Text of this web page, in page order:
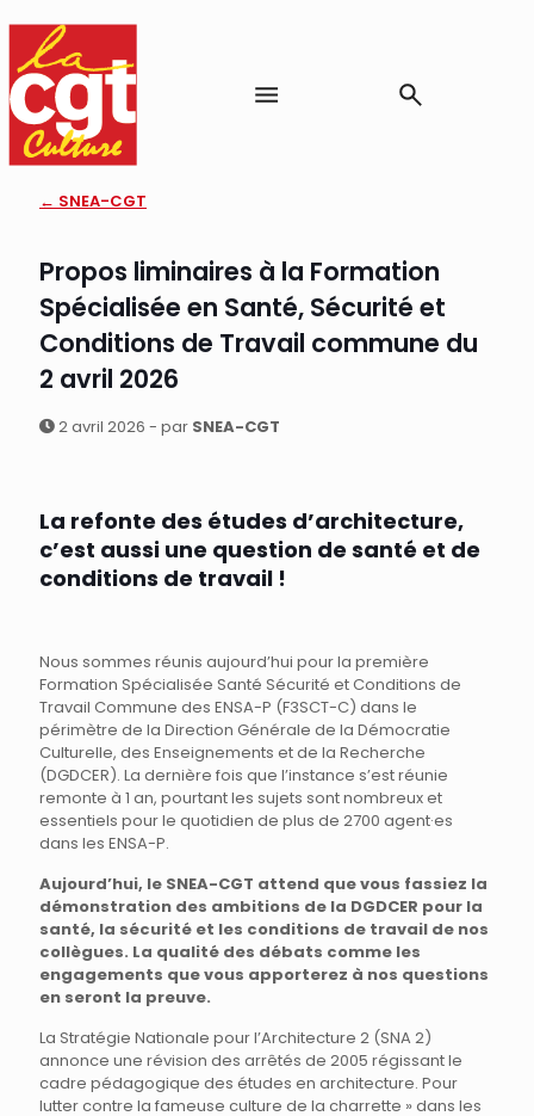
← SNEA-CGT
Propos liminaires à la Formation
Spécialisée en Santé, Sécurité et
Conditions de Travail commune du
2 avril 2026
2 avril 2026 - par SNEA-CGT
La refonte des études d’architecture,
c’est aussi une question de santé et de
conditions de travail !
Nous sommes réunis aujourd’hui pour la première
Formation Spécialisée Santé Sécurité et Conditions de
Travail Commune des ENSA-P (F3SCT-C) dans le
périmètre de la Direction Générale de la Démocratie
Culturelle, des Enseignements et de la Recherche
(DGDCER). La dernière fois que l’instance s’est réunie
remonte à 1 an, pourtant les sujets sont nombreux et
essentiels pour le quotidien de plus de 2700 agent·es
dans les ENSA-P.
Aujourd’hui, le SNEA-CGT attend que vous fassiez la
démonstration des ambitions de la DGDCER pour la
santé, la sécurité et les conditions de travail de nos
collègues. La qualité des débats comme les
engagements que vous apporterez à nos questions
en seront la preuve.
La Stratégie Nationale pour l’Architecture 2 (SNA 2)
annonce une révision des arrêtés de 2005 régissant le
cadre pédagogique des études en architecture. Pour
lutter contre la fameuse culture de la charrette » dans les